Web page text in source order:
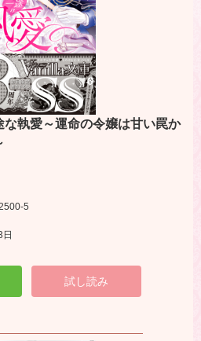
な執愛～運命の令嬢は甘い罠か
5
試し読み